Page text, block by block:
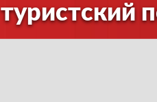
туристский